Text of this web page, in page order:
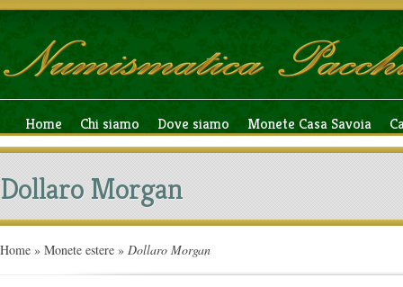
Home Chi siamo Dove siamo Monete Casa Savoia
Dollaro Morgan
Home » Monete estere » Dollaro Morgan